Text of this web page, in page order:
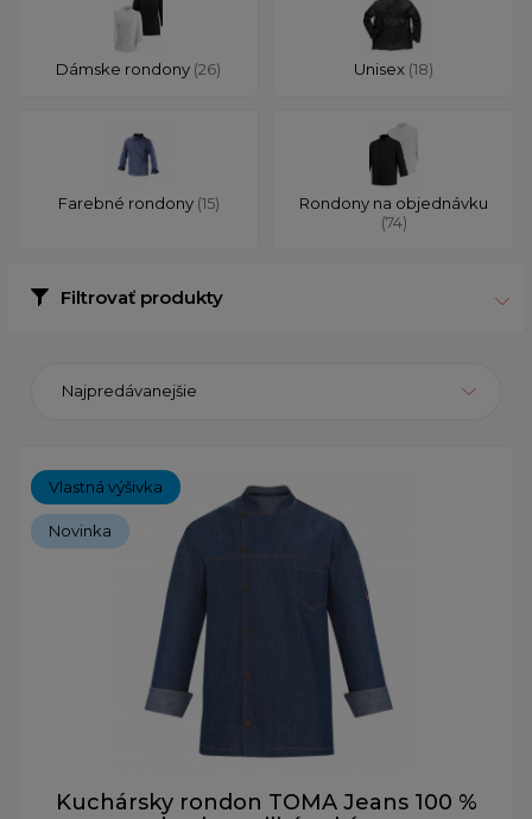
Dámske rondony (26) Unisex (18)
Farebné rondony (15)
Rondony na objednávku
(74)
Filtrovať produkty
Najpredávanejšie
Vlastná výšivka
Novinka
Kuchársky rondon TOMA Jeans 100 %